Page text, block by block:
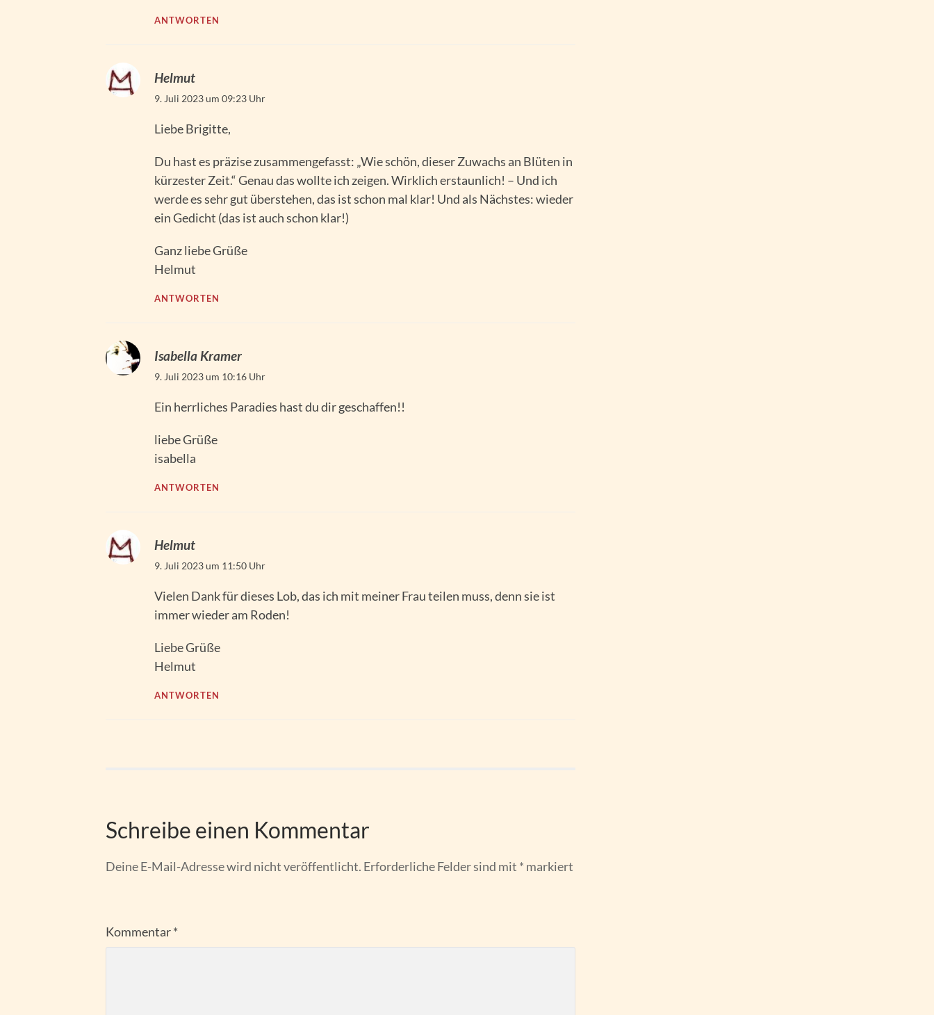
ANTWORTEN
Helmut
9. Juli 2023 um 09:23 Uhr
Liebe Brigitte,
Du hast es präzise zusammengefasst: „Wie schön, dieser Zuwachs an Blüten in
kürzester Zeit.“ Genau das wollte ich zeigen. Wirklich erstaunlich! – Und ich
werde es sehr gut überstehen, das ist schon mal klar! Und als Nächstes: wieder
ein Gedicht (das ist auch schon klar!)
Ganz liebe Grüße
Helmut
ANTWORTEN
Isabella Kramer
9. Juli 2023 um 10:16 Uhr
Ein herrliches Paradies hast du dir geschaffen!!
liebe Grüße
isabella
ANTWORTEN
Helmut
9. Juli 2023 um 11:50 Uhr
Vielen Dank für dieses Lob, das ich mit meiner Frau teilen muss, denn sie ist
immer wieder am Roden!
Liebe Grüße
Helmut
ANTWORTEN
Schreibe einen Kommentar
Deine E-Mail-Adresse wird nicht veröffentlicht. Erforderliche Felder sind mit * markiert
Kommentar*